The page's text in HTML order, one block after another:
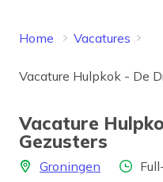
Home Vacatures
Vacature Hulpkok - De
Vacature
Gezusters
LocatieGroningen Aantal